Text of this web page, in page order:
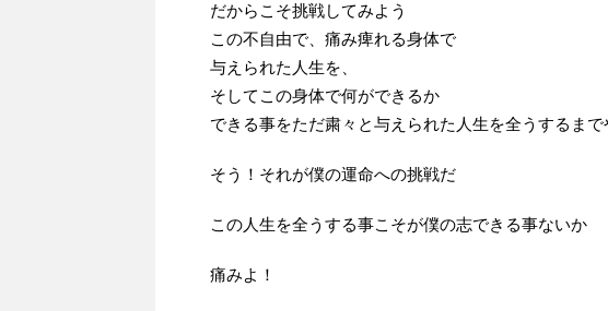
だからこそ挑戦してみよう
この不自由で、痛み痺れる身体で
与えられた人生を、
そしてこの身体で何ができるか
できる事をただ粛々と与えられた人生を全うするま
そう！それが僕の運命への挑戦だ
この人生を全うする事こそが僕の志できる事ないか
痛みよ！